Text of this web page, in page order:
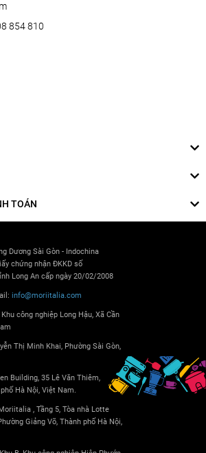
854 810
TOÁN
Dương Sài Gòn - Indochina
chứng nhận ĐKKD số
Long An cấp ngày 20/02/2008
info@moriitalia.com
công nghiệp Long Hậu, Xã Cần
Thị Minh Khai, Phường Sài Gòn,
Building, 35 Lê Văn Thiêm,
Hà Nội, Việt Nam.
, Tầng 5, Tòa nhà Lotte
Giảng Võ, Thành phố Hà Nội,